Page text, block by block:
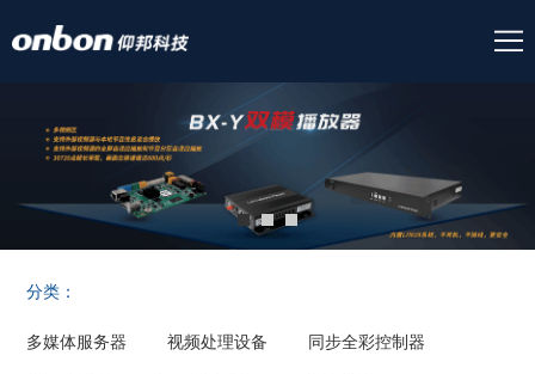
分类：
多媒体服务器 视频处理设备
同步全彩控制器